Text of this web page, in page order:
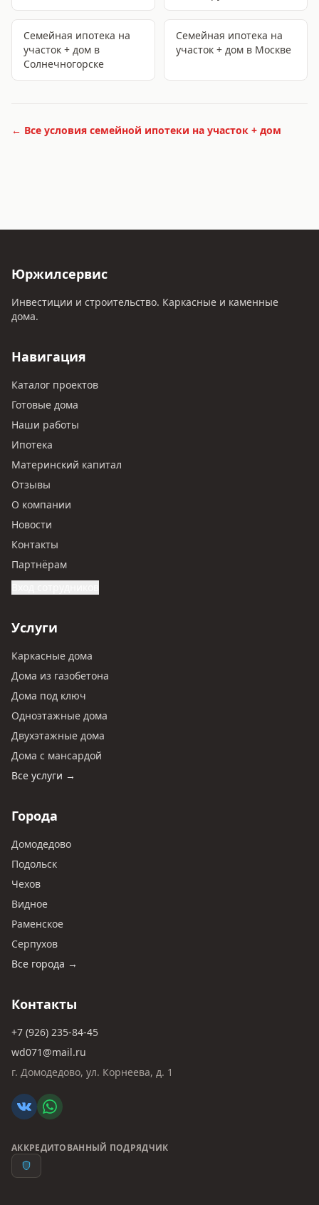
Семейная ипотека на
участок + дом в
Солнечногорске
Семейная ипотека на
участок + дом в Москве
← Все условия семейной ипотеки на участок + дом
Юржилсервис
Инвестиции и строительство. Каркасные и каменные
дома.
Навигация
Каталог проектов
Готовые дома
Наши работы
Ипотека
Материнский капитал
Отзывы
О компании
Новости
Контакты
Партнёрам
Услуги
Каркасные дома
Дома из газобетона
Дома под ключ
Одноэтажные дома
Двухэтажные дома
Дома с мансардой
Все услуги →
Города
Домодедово
Подольск
Чехов
Видное
Раменское
Серпухов
Все города →
Контакты
+7 (926) 235-84-45
wd071@mail.ru
г. Домодедово, ул. Корнеева, д. 1
АККРЕДИТОВАННЫЙ ПОДРЯДЧИК